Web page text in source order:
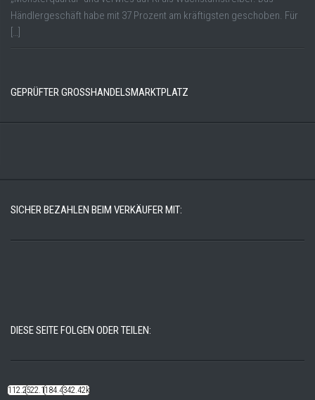
Händlergeschäft habe mit 37 Prozent am kräftigsten geschoben. Für
[…]
GEPRÜFTER GROSSHANDELSMARKTPLATZ
SICHER BEZAHLEN BEIM VERKÄUFER MIT:
DIESE SEITE FOLGEN ODER TEILEN:
112.22k522.14k184.48k342.42k